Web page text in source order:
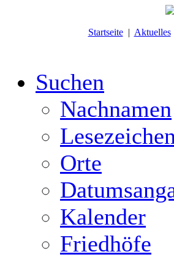
Startseite| Aktuelles
Suchen
Nachnamen
Lesezeichen
Orte
Kalender
Friedhöfe